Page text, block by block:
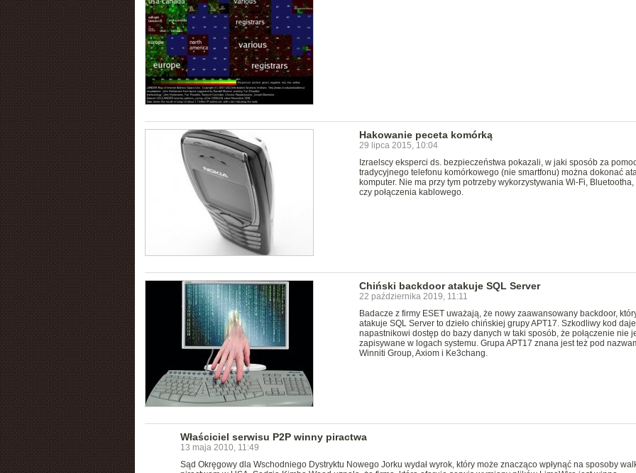
Hakowanie peceta komórką
29 lipca 2015, 10:04
Izraelscy eksperci ds. bezpieczeństwa pokazali, w jaki sposób za
tradycyjnego telefonu komórkowego (nie smartfonu) można dokonać
komputer. Nie ma przy tym potrzeby wykorzystywania Wi-Fi, Bluetootha,
czy połączenia kablowego.
Chiński backdoor atakuje SQL Server
22 października 2019, 11:11
Badacze z firmy ESET uważają, że nowy zaawansowany backdoor,
atakuje SQL Server to dzieło chińskiej grupy APT17. Szkodliwy kod daje
napastnikowi dostęp do bazy danych w taki sposób, że połączenie nie
zapisywane w logach systemu. Grupa APT17 znana jest też pod
Winniti Group, Axiom i Ke3chang.
Właściciel serwisu P2P winny piractwa
13 maja 2010, 11:49
Sąd Okręgowy dla Wschodniego Dystryktu Nowego Jorku wydał wyrok, który może znacząco wpłynąć na sposoby